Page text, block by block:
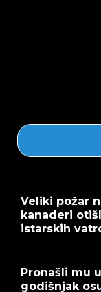
Veliki požar
kanaderi
istarskih
Pronašli mu
godišnjak